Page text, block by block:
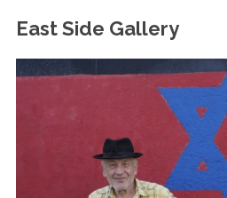
East Side Gallery